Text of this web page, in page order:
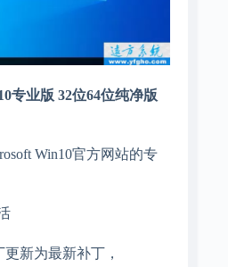
专业版 32位64位纯净版
Win10官方网站的专
新为最新补丁，